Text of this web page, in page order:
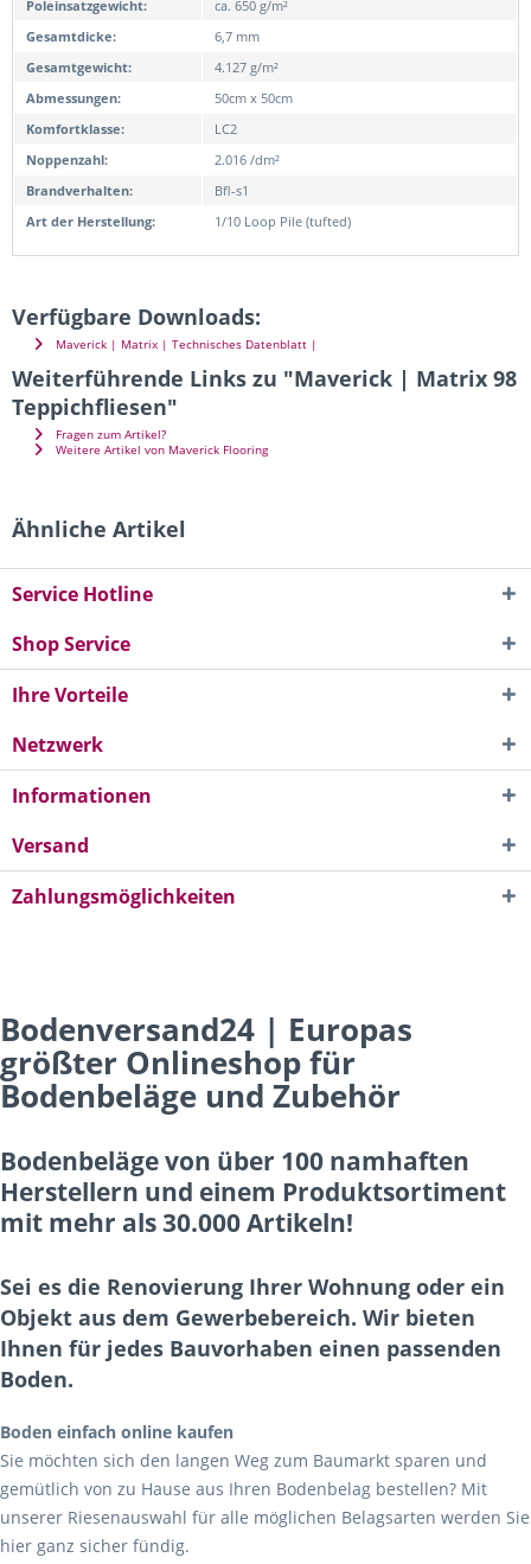
Poleinsatzgewicht:
ca. 650 g/m²
Gesamtdicke:
6,7 mm
Gesamtgewicht:
4.127 g/m²
Abmessungen:
50cm x 50cm
Komfortklasse:
LC2
Noppenzahl:
2.016 /dm²
Brandverhalten:
Bfl-s1
Art der Herstellung:
1/10 Loop Pile (tufted)
Verfügbare Downloads:
Maverick | Matrix | Technisches Datenblatt |
Weiterführende Links zu "Maverick | Matrix 98
Teppichfliesen"
Fragen zum Artikel?
Weitere Artikel von Maverick Flooring
Ähnliche Artikel
Service Hotline
Shop Service
Ihre Vorteile
Netzwerk
Informationen
Versand
Zahlungsmöglichkeiten
Bodenversand24 | Europas
größter Onlineshop für
Bodenbeläge und Zubehör
Bodenbeläge von über 100 namhaften
Herstellern und einem Produktsortiment
mit mehr als 30.000 Artikeln!
Sei es die Renovierung Ihrer Wohnung oder ein
Objekt aus dem Gewerbebereich. Wir bieten
Ihnen für jedes Bauvorhaben einen passenden
Boden.
Boden einfach online kaufen
Sie möchten sich den langen Weg zum Baumarkt sparen und
gemütlich von zu Hause aus Ihren Bodenbelag bestellen? Mit
unserer Riesenauswahl für alle möglichen Belagsarten werden Sie
hier ganz sicher fündig.